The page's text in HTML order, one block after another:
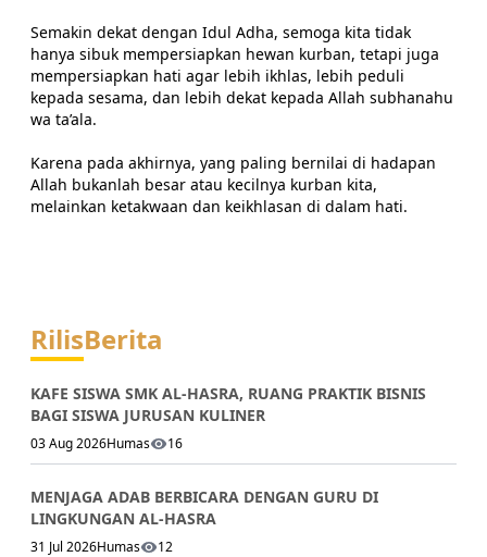
Semakin dekat dengan Idul Adha, semoga kita tidak
hanya sibuk mempersiapkan hewan kurban, tetapi juga
mempersiapkan hati agar lebih ikhlas, lebih peduli
kepada sesama, dan lebih dekat kepada Allah subhanahu
wa ta’ala.
Karena pada akhirnya, yang paling bernilai di hadapan
Allah bukanlah besar atau kecilnya kurban kita,
melainkan ketakwaan dan keikhlasan di dalam hati.
RilisBerita
KAFE SISWA SMK AL-HASRA, RUANG PRAKTIK BISNIS
BAGI SISWA JURUSAN KULINER
03 Aug 2026Humas 16
MENJAGA ADAB BERBICARA DENGAN GURU DI
LINGKUNGAN AL-HASRA
31 Jul 2026Humas 12